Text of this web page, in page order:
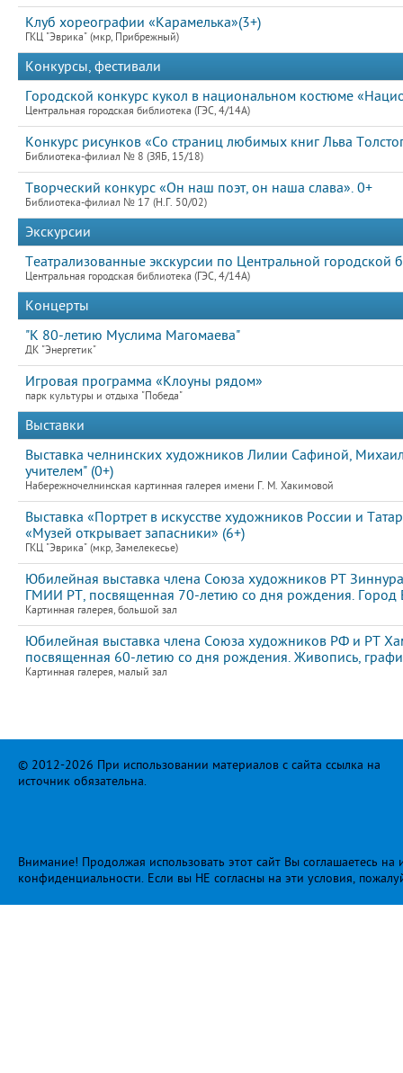
Клуб хореографии «Карамелька»(3+)
ГКЦ "Эврика" (мкр, Прибрежный)
Конкурсы, фестивали
Городской конкурс кукол в национальном костюме
Центральная городская библиотека (ГЭС, 4/14А)
Конкурс рисунков «Со страниц любимых книг Льва
Библиотека-филиал № 8 (ЗЯБ, 15/18)
Творческий конкурс «Он наш поэт, он наша слава». 0+
Библиотека-филиал № 17 (Н.Г. 50/02)
Экскурсии
Театрализованные экскурсии по Центральной городской
Центральная городская библиотека (ГЭС, 4/14А)
Концерты
"К 80-летию Муслима Магомаева"
ДК "Энергетик"
Игровая программа «Клоуны рядом»
парк культуры и отдыха "Победа"
Выставки
Выставка челнинских художников Лилии Сафиной,
учителем" (0+)
Набережночелнинская картинная галерея имени Г. М. Хакимовой
Выставка «Портрет в искусстве художников России и
«Музей открывает запасники» (6+)
ГКЦ "Эврика" (мкр, Замелекесье)
Юбилейная выставка члена Союза художников РТ
ГМИИ РТ, посвященная 70-летию со дня рождения. Город
Картинная галерея, большой зал
Юбилейная выставка члена Союза художников РФ и РТ
посвященная 60-летию со дня рождения. Живопись,
Картинная галерея, малый зал
© 2012-2026 При использовании материалов с сайта ссылка на
источник обязательна.
Внимание! Продолжая использовать этот сайт Вы соглашаетесь
конфиденциальности. Если вы НЕ согласны на эти условия,